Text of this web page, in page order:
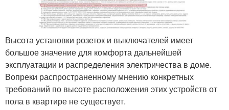
Высота установки розеток и выключателей имеет
большое значение для комфорта дальнейшей
эксплуатации и распределения электричества в доме.
Вопреки распространенному мнению конкретных
требований по высоте расположения этих устройств от
пола в квартире не существует.